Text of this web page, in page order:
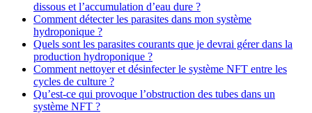
dissous et l’accumulation d’eau dure ?
Comment détecter les parasites dans mon système
hydroponique ?
Quels sont les parasites courants que je devrai gérer dans la
production hydroponique ?
Comment nettoyer et désinfecter le système NFT entre les
cycles de culture ?
Qu’est-ce qui provoque l’obstruction des tubes dans un
système NFT ?